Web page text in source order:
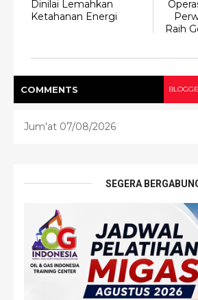
Raih
Dinilai Lemahkan
Ketahanan Energi
COMMENTS
Jum'at 07/08/2026
SEGERA